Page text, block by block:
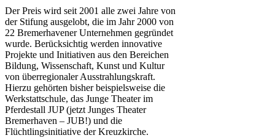
Der Preis wird seit 2001 alle zwei Jahre von
der Stifung ausgelobt, die im Jahr 2000 von
22 Bremerhavener Unternehmen gegründet
wurde. Berücksichtig werden innovative
Projekte und Initiativen aus den Bereichen
Bildung, Wissenschaft, Kunst und Kultur
von überregionaler Ausstrahlungskraft.
Hierzu gehörten bisher beispielsweise die
Werkstattschule, das Junge Theater im
Pferdestall JUP (jetzt Junges Theater
Bremerhaven – JUB!) und die
Flüchtlingsinitiative der Kreuzkirche.